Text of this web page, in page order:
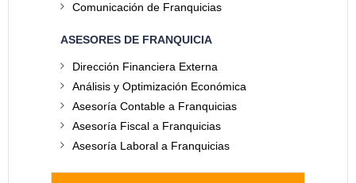
Comunicación de Franquicias
ASESORES DE FRANQUICIA
Dirección Financiera Externa
Análisis y Optimización Económica
Asesoría Contable a Franquicias
Asesoría Fiscal a Franquicias
Asesoría Laboral a Franquicias